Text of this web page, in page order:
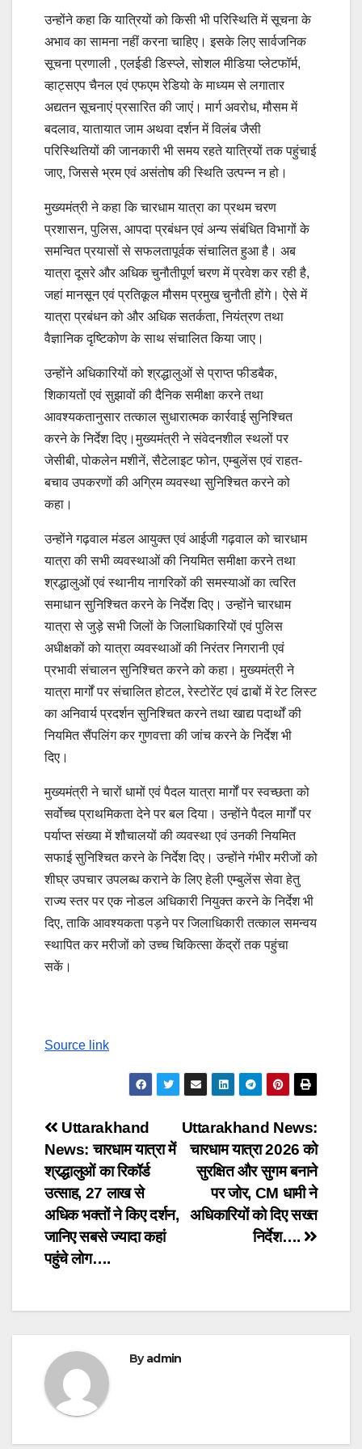
उन्होंने कहा कि यात्रियों को किसी भी परिस्थिति में सूचना के
अभाव का सामना नहीं करना चाहिए। इसके लिए सार्वजनिक
सूचना प्रणाली , एलईडी डिस्प्ले, सोशल मीडिया प्लेटफॉर्म,
व्हाट्सएप चैनल एवं एफएम रेडियो के माध्यम से लगातार
अद्यतन सूचनाएं प्रसारित की जाएं। मार्ग अवरोध, मौसम में
बदलाव, यातायात जाम अथवा दर्शन में विलंब जैसी
परिस्थितियों की जानकारी भी समय रहते यात्रियों तक पहुंचाई
जाए, जिससे भ्रम एवं असंतोष की स्थिति उत्पन्न न हो।
मुख्यमंत्री ने कहा कि चारधाम यात्रा का प्रथम चरण
प्रशासन, पुलिस, आपदा प्रबंधन एवं अन्य संबंधित विभागों के
समन्वित प्रयासों से सफलतापूर्वक संचालित हुआ है। अब
यात्रा दूसरे और अधिक चुनौतीपूर्ण चरण में प्रवेश कर रही है,
जहां मानसून एवं प्रतिकूल मौसम प्रमुख चुनौती होंगे। ऐसे में
यात्रा प्रबंधन को और अधिक सतर्कता, नियंत्रण तथा
वैज्ञानिक दृष्टिकोण के साथ संचालित किया जाए।
उन्होंने अधिकारियों को श्रद्धालुओं से प्राप्त फीडबैक,
शिकायतों एवं सुझावों की दैनिक समीक्षा करने तथा
आवश्यकतानुसार तत्काल सुधारात्मक कार्रवाई सुनिश्चित
करने के निर्देश दिए।मुख्यमंत्री ने संवेदनशील स्थलों पर
जेसीबी, पोकलेन मशीनें, सैटेलाइट फोन, एम्बुलेंस एवं राहत-
बचाव उपकरणों की अग्रिम व्यवस्था सुनिश्चित करने को
कहा।
उन्होंने गढ़वाल मंडल आयुक्त एवं आईजी गढ़वाल को चारधाम
यात्रा की सभी व्यवस्थाओं की नियमित समीक्षा करने तथा
श्रद्धालुओं एवं स्थानीय नागरिकों की समस्याओं का त्वरित
समाधान सुनिश्चित करने के निर्देश दिए। उन्होंने चारधाम
यात्रा से जुड़े सभी जिलों के जिलाधिकारियों एवं पुलिस
अधीक्षकों को यात्रा व्यवस्थाओं की निरंतर निगरानी एवं
प्रभावी संचालन सुनिश्चित करने को कहा। मुख्यमंत्री ने
यात्रा मार्गों पर संचालित होटल, रेस्टोरेंट एवं ढाबों में रेट लिस्ट
का अनिवार्य प्रदर्शन सुनिश्चित करने तथा खाद्य पदार्थों की
नियमित सैंपलिंग कर गुणवत्ता की जांच करने के निर्देश भी
दिए।
मुख्यमंत्री ने चारों धामों एवं पैदल यात्रा मार्गों पर स्वच्छता को
सर्वोच्च प्राथमिकता देने पर बल दिया। उन्होंने पैदल मार्गों पर
पर्याप्त संख्या में शौचालयों की व्यवस्था एवं उनकी नियमित
सफाई सुनिश्चित करने के निर्देश दिए। उन्होंने गंभीर मरीजों को
शीघ्र उपचार उपलब्ध कराने के लिए हेली एम्बुलेंस सेवा हेतु
राज्य स्तर पर एक नोडल अधिकारी नियुक्त करने के निर्देश भी
दिए, ताकि आवश्यकता पड़ने पर जिलाधिकारी तत्काल समन्वय
स्थापित कर मरीजों को उच्च चिकित्सा केंद्रों तक पहुंचा
सकें।
Source link
Post
navigation
Uttarakhand News:
चारधाम यात्रा 2026 को
सुरक्षित और सुगम बनाने
पर जोर, CM धामी ने
अधिकारियों को दिए सख्त
निर्देश….
Uttarakhand
News: चारधाम यात्रा में
श्रद्धालुओं का रिकॉर्ड
उत्साह, 27 लाख से
अधिक भक्तों ने किए दर्शन,
जानिए सबसे ज्यादा कहां
पहुंचे लोग….
Byadmin